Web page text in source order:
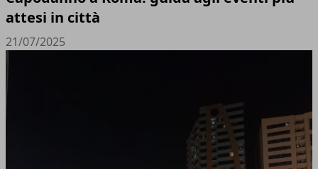
attesi in città
21/07/2025